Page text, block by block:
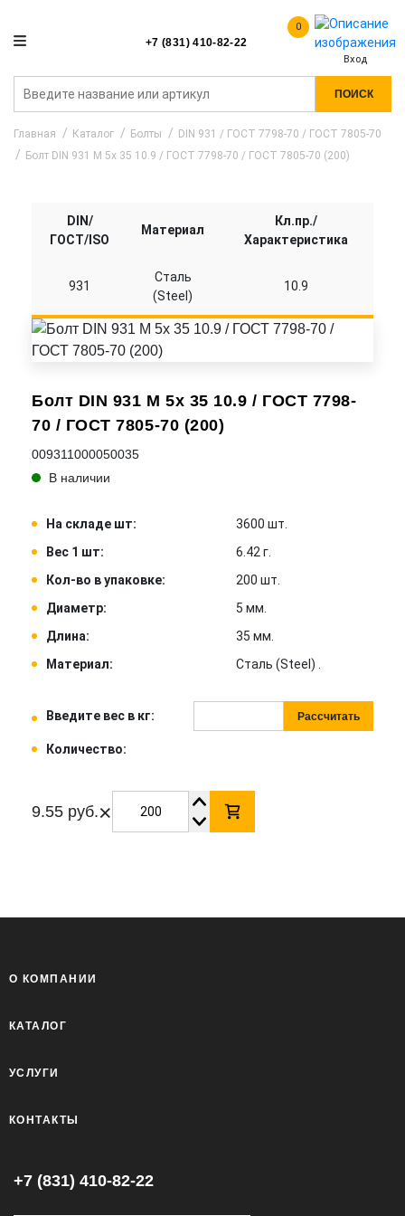
+7 (831) 410-82-22
0
Вход
ПОИСК
Главная Каталог Болты
DIN 931 / ГОСТ 7798-70 / ГОСТ 7805-70
Болт DIN 931 M 5x 35 10.9 / ГОСТ 7798-70 / ГОСТ 7805-70 (200)
Болт DIN 931 M 5x 35 10.9 / ГОСТ 7798-
70 / ГОСТ 7805-70 (200)
009311000050035
В наличии
На складе шт:
3600 шт.
Вес 1 шт:
6.42 г.
Кол-во в упаковке:
200 шт.
Диаметр:
5 мм.
Длина:
35 мм.
Материал:
Сталь (Steel) .
Введите вес в кг: Рассчитать
Количество:
9.55 руб.×
DIN/
ГОСТ/ISO
Материал
Кл.пр./
Характеристика
931
Сталь
(Steel)
10.9
О КОМПАНИИ
КАТАЛОГ
УСЛУГИ
КОНТАКТЫ
+7 (831) 410-82-22